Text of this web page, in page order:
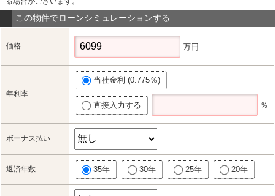
この物件でローンシミュレーションする
価格 万円
年利率
当社金利 (0.775％)
直接入力する ％
ボーナス払い
返済年数 35年 30年 25年 20年